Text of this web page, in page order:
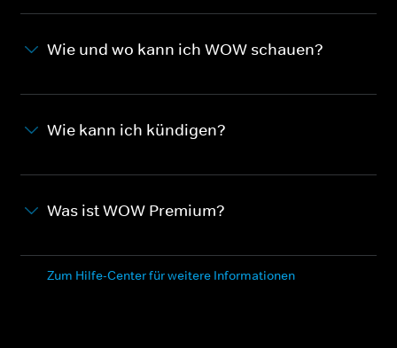
Wie und wo kann ich WOW schauen?
Wie kann ich kündigen?
Was ist WOW Premium?
Zum Hilfe-Center für weitere Informationen